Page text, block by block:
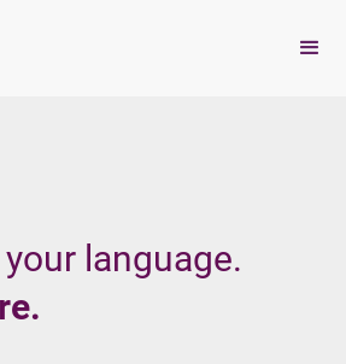
language.